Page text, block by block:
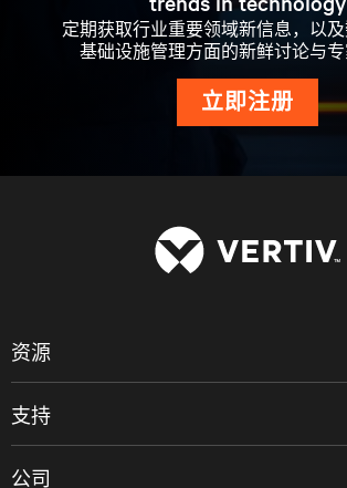
定期获取行业重要领域新信息，以
基础设施管理方面的新鲜讨论与专
立即注册
资源
支持
公司